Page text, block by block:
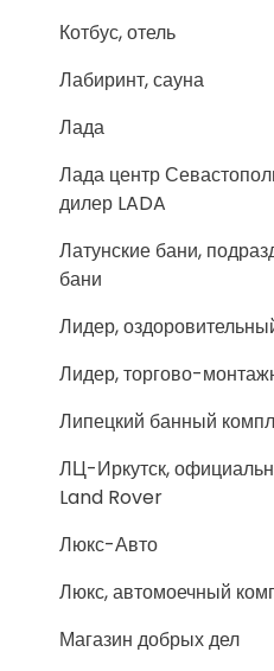
Котбус, отель
Лабиринт, сауна
Лада
Лада центр
дилер LADA
Латунские бани,
бани
Лидер,
Лидер, торгово-
Липецкий банный
ЛЦ-Иркутск,
Land Rover
Люкс-Авто
Люкс, автомоечный
Магазин добрых дел